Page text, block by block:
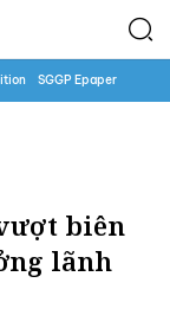
SGGP Epaper
biên
lãnh